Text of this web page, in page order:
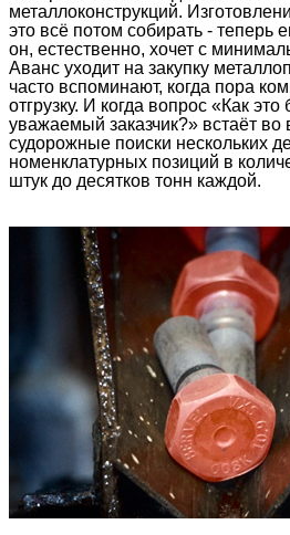
металлоконструкций.
это всё потом собирать - теперь
он, естественно, хочет с
Аванс уходит на закупку
часто вспоминают, когда пора
отгрузку. И когда вопрос «Как это
уважаемый заказчик?» встаёт во
судорожные поиски нескольких
номенклатурных позиций в
штук до десятков тонн каждой.